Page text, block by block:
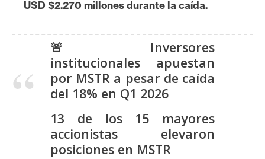
A
USD $2.270 millones durante la caída.
🚨 Inversores
institucionales apuestan
por MSTR a pesar de caída
del 18% en Q1 2026
13 de los 15 mayores
accionistas elevaron
posiciones en MSTR